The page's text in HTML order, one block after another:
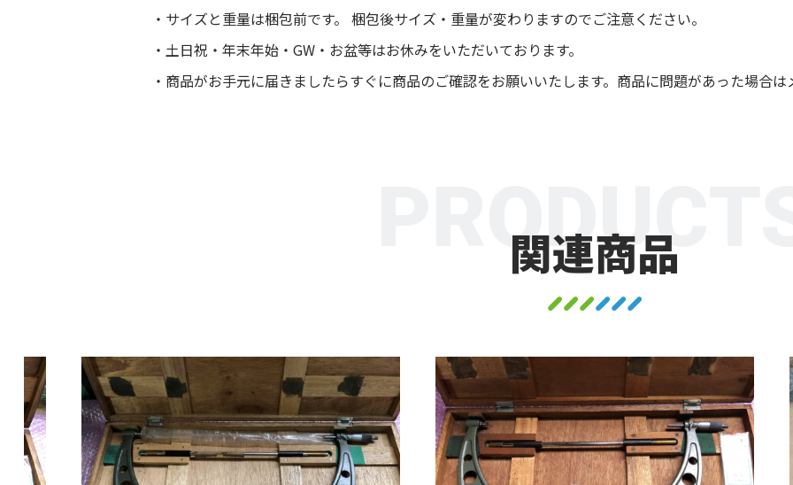
サイズと重量は梱包前です。 梱包後サイズ・重量が変わりますのでご注意ください。
土日祝・年末年始・GW・お盆等はお休みをいただいております。
商品がお手元に届きましたらすぐに商品のご確認をお願いいたします。商品に問題があった場合
関連商品